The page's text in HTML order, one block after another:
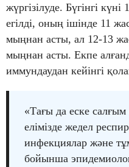
жүргізілуде. Бүгінгі
егілді, оның ішінде 11
мыңнан асты, ал 12-13
мыңнан асты. Екпе
иммундаудан кейінгі
«Тағы да еске салғым
елімізде жедел
инфекциялар және
бойынша